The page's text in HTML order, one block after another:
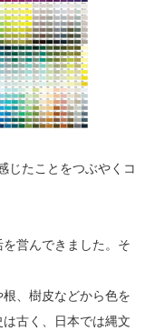
じたことをつぶやくコ
営んできました。そ
、樹皮などから色を
古く、日本では縄文